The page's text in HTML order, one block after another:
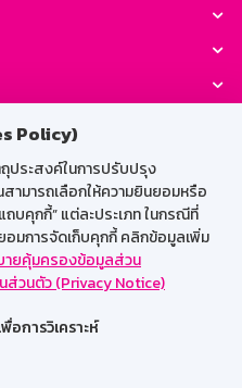
Policy)
ถุประสงค์ในการปรับปรุง
ามารถเลือกให้ความยินยอมหรือ
ถบคุกกี้” แต่ละประเภท ในกรณีที่
อมการจัดเก็บคุกกี้ คลิกข้อมูลเพิ่ม
ายคุ้มครองข้อมูลส่วน
ส่วนตัว (Privacy Notice)
อการวิเคราะห์
กงาน
M-Search
เน็ตเมล